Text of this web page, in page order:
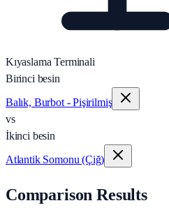
Kıyaslama Terminali
Birinci besin
Balık, Burbot - Pişirilmiş
vs
İkinci besin
Atlantik Somonu (Çiğ)
Comparison Results